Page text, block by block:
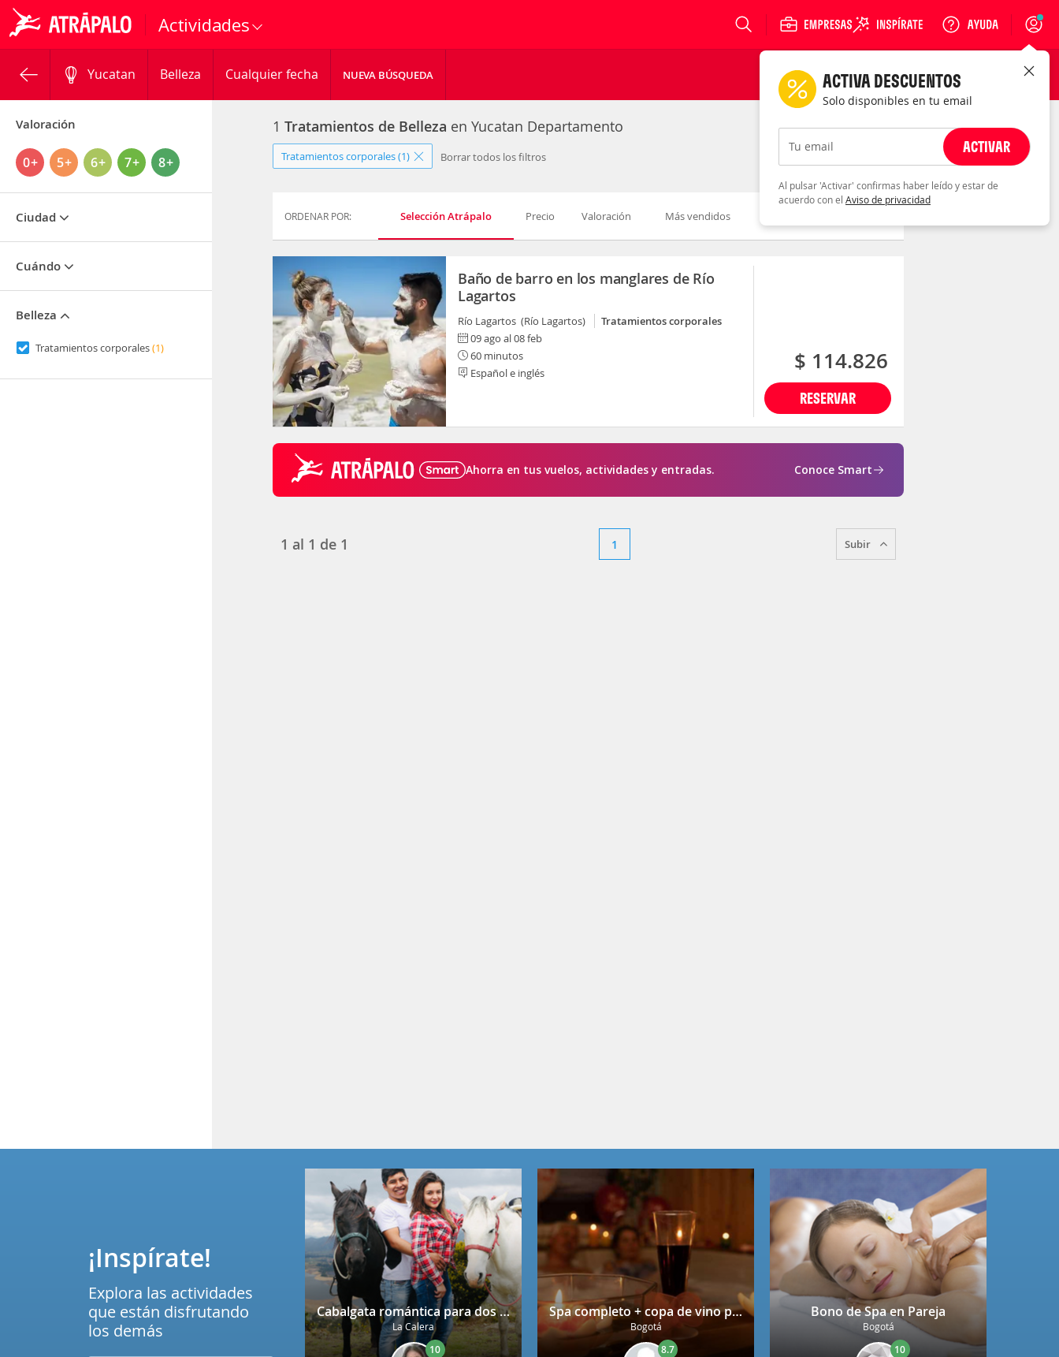
Actividades Login
Yucatan Belleza Cualquier fecha NUEVA BÚSQUEDA
Valoración
0+ 5+ 6+ 7+ 8+
Ciudad
Cuándo
Belleza
Tratamientos corporales(1)
1 Tratamientos de Belleza en Yucatan Departamento
Tratamientos corporales (1) Borrar todos los filtros
ORDENAR POR: Selección Atrápalo Precio Valoración Más vendidos
Baño de barro en los manglares de Río
Lagartos
Río Lagartos (Río Lagartos)
Tratamientos corporales
09 ago al 08 feb
60 minutos
Español e inglés
RESERVAR
$ 114.826
Ahorra en tus vuelos, actividades y entradas. Conoce Smart
1 al 1 de 1 1 Subir
Cabalgata romántica para dos en La Calera con decoración
La Calera
10
Spa completo + copa de vino para 2 personas en Niza
Bogotá
8.7
Bono de Spa en Pareja
Bogotá
10
¡Inspírate!
Explora las actividades
que están disfrutando
los demás
ACTIVA DESCUENTOS
Solo disponibles en tu email
Tu email ACTIVAR
Al pulsar 'Activar' confirmas haber leído y estar de
acuerdo con el Aviso de privacidad